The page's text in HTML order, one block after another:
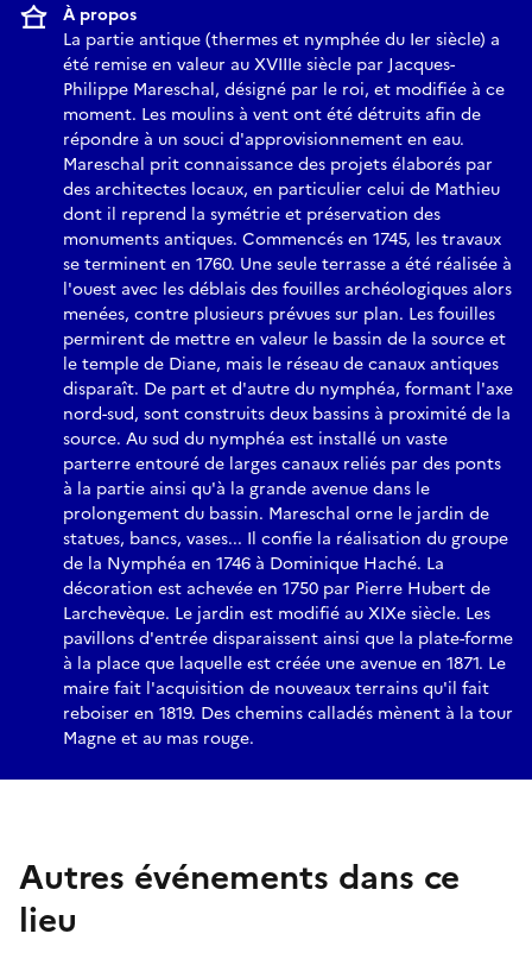
À propos
La partie antique (thermes et nymphée du Ier siècle) a
été remise en valeur au XVIIIe siècle par Jacques-
Philippe Mareschal, désigné par le roi, et modifiée à ce
moment. Les moulins à vent ont été détruits afin de
répondre à un souci d'approvisionnement en eau.
Mareschal prit connaissance des projets élaborés par
des architectes locaux, en particulier celui de Mathieu
dont il reprend la symétrie et préservation des
monuments antiques. Commencés en 1745, les travaux
se terminent en 1760. Une seule terrasse a été réalisée à
l'ouest avec les déblais des fouilles archéologiques alors
menées, contre plusieurs prévues sur plan. Les fouilles
permirent de mettre en valeur le bassin de la source et
le temple de Diane, mais le réseau de canaux antiques
disparaît. De part et d'autre du nymphéa, formant l'axe
nord-sud, sont construits deux bassins à proximité de la
source. Au sud du nymphéa est installé un vaste
parterre entouré de larges canaux reliés par des ponts
à la partie ainsi qu'à la grande avenue dans le
prolongement du bassin. Mareschal orne le jardin de
statues, bancs, vases... Il confie la réalisation du groupe
de la Nymphéa en 1746 à Dominique Haché. La
décoration est achevée en 1750 par Pierre Hubert de
Larchevèque. Le jardin est modifié au XIXe siècle. Les
pavillons d'entrée disparaissent ainsi que la plate-forme
à la place que laquelle est créée une avenue en 1871. Le
maire fait l'acquisition de nouveaux terrains qu'il fait
reboiser en 1819. Des chemins calladés mènent à la tour
Magne et au mas rouge.
Autres événements dans ce
lieu